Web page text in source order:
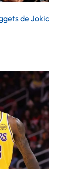
de Jokic